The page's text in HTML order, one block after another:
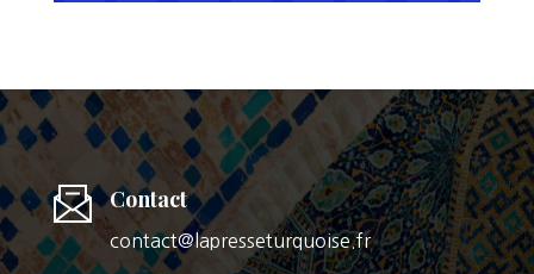
Contact
contact@lapresseturquoise.fr